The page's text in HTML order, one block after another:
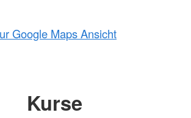
Google Maps Ansicht
Kurse